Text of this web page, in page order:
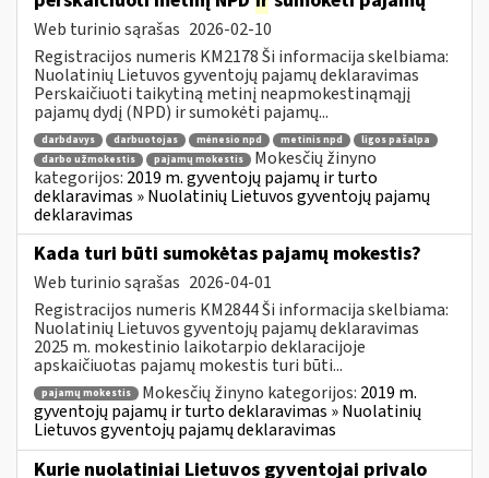
Web turinio sąrašas 2026-02-10
Registracijos numeris KM2178 Ši informacija skelbiama:
Nuolatinių Lietuvos gyventojų pajamų deklaravimas
Perskaičiuoti taikytiną metinį neapmokestinąmąjį
pajamų dydį (NPD) ir sumokėti pajamų...
darbdavys darbuotojas mėnesio npd metinis npd
ligos pašalpa
darbo užmokestis
pajamų mokestis
Mokesčių žinyno
kategorijos: 2019 m. gyventojų pajamų ir turto
deklaravimas » Nuolatinių Lietuvos gyventojų pajamų
deklaravimas
Kada turi būti sumokėtas pajamų mokestis?
Web turinio sąrašas 2026-04-01
Registracijos numeris KM2844 Ši informacija skelbiama:
Nuolatinių Lietuvos gyventojų pajamų deklaravimas
2025 m. mokestinio laikotarpio deklaracijoje
apskaičiuotas pajamų mokestis turi būti...
pajamų mokestis Mokesčių žinyno kategorijos: 2019 m.
gyventojų pajamų ir turto deklaravimas » Nuolatinių
Lietuvos gyventojų pajamų deklaravimas
Kurie nuolatiniai Lietuvos gyventojai privalo